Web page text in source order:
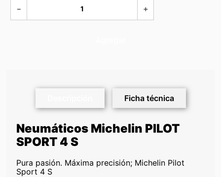
＋
－
Ficha técnica
Neumáticos Michelin PILOT
SPORT 4 S
Pura pasión. Máxima precisión; Michelin Pilot
Sport 4 S